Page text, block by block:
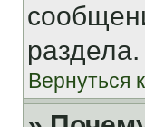
раздела.
Вернуться